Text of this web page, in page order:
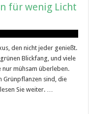
für wenig Licht
den nicht jeder genießt.
Blickfang, und viele
mühsam überleben.
Grünpflanzen sind, die
Sie weiter. …